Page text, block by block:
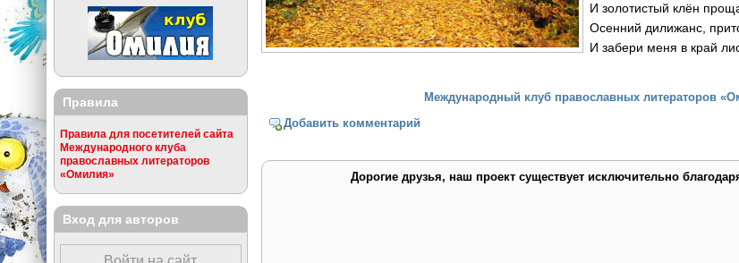
И золотистый клён
Осенний дилижанс,
И забери меня в край
Международный клуб православных литераторов
Добавить комментарий
Дорогие друзья, наш проект существует исключительно
Правила
Правила для посетителей сайта
Международного клуба
православных литераторов
«Омилия»
Вход для авторов